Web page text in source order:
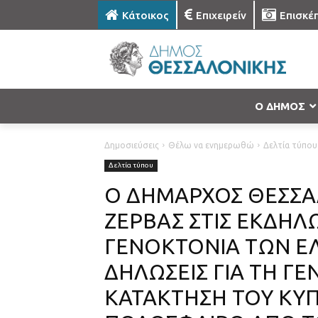
Κάτοικος Επιχειρείν
Ο ΔΗΜΟΣ
Δημοσιεύσεις Θέλω να ενημερωθώ Δελτία τύπου
Δελτία τύπου
Ο ΔΗΜΑΡΧΟΣ
ΖΕΡΒΑΣ ΣΤΙΣ
ΓΕΝΟΚΤΟΝΙΑ ΤΩΝ
ΔΗΛΩΣΕΙΣ ΓΙΑ ΤΗ
ΚΑΤΑΚΤΗΣΗ ΤΟΥ